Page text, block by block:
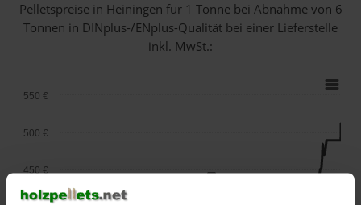
Pelletspreise in Heiningen für 1 Tonne bei Abnahmevon 6
Tonnen in DINplus-/ENplus-Qualität bei einer Lieferstelle
inkl. MwSt.:
450 €
500 €
550 €